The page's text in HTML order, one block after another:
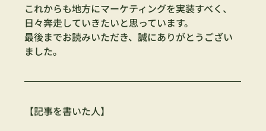
これからも地方にマーケティングを実装すべく、
日々奔走していきたいと思っています。
最後までお読みいただき、誠にありがとうござい
ました。
【記事を書いた人】